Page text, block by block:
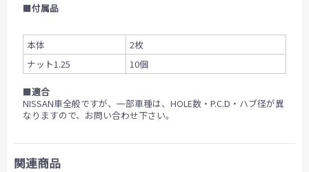
■付属品
本体
2枚
ナット1.25
10個
■適合
NISSAN車全般ですが、一部車種は、HOLE数・P.C.D・ハブ径が異
なりますので、お問い合わせ下さい。
関連商品